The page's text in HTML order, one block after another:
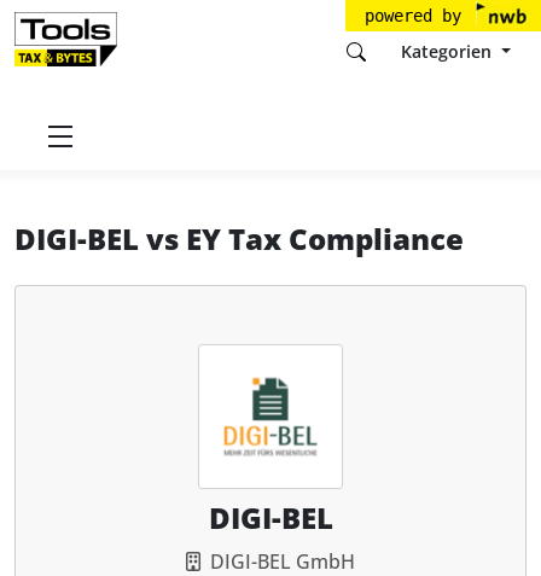
powered by
Kategorien
Startseite
DIGI-BEL vs EY Tax Compliance
DIGI-BEL
DIGI-BEL GmbH